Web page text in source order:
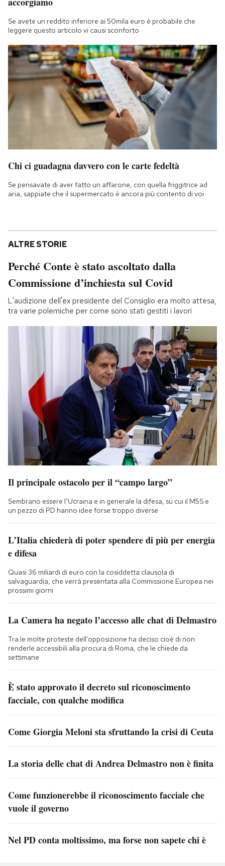
Se avete un reddito inferiore ai 50mila euro è probabile che
leggere questo articolo vi causi sconforto
Chi ci guadagna davvero con le carte fedeltà
Se pensavate di aver fatto un affarone, con quella friggitrice ad
aria, sappiate che il supermercato è ancora più contento di voi
ALTRE STORIE
Perché Conte è stato ascoltato dalla
Commissione d’inchiesta sul Covid
L'audizione dell'ex presidente del Consiglio era molto attesa,
tra varie polemiche per come sono stati gestiti i lavori
Il principale ostacolo per il “campo largo”
Sembrano essere l’Ucraina e in generale la difesa, su cui il M5S e
un pezzo di PD hanno idee forse troppo diverse
L’Italia chiederà di poter spendere di più per energia
e difesa
Quasi 36 miliardi di euro con la cosiddetta clausola di
salvaguardia, che verrà presentata alla Commissione Europea nei
prossimi giorni
La Camera ha negato l’accesso alle chat di Delmastro
Tra le molte proteste dell'opposizione ha deciso cioè di non
renderle accessibili alla procura di Roma, che le chiede da
settimane
È stato approvato il decreto sul riconoscimento
facciale, con qualche modifica
Come Giorgia Meloni sta sfruttando la crisi di Ceuta
La storia delle chat di Andrea Delmastro non è finita
Come funzionerebbe il riconoscimento facciale che
vuole il governo
Nel PD conta moltissimo, ma forse non sapete chi è